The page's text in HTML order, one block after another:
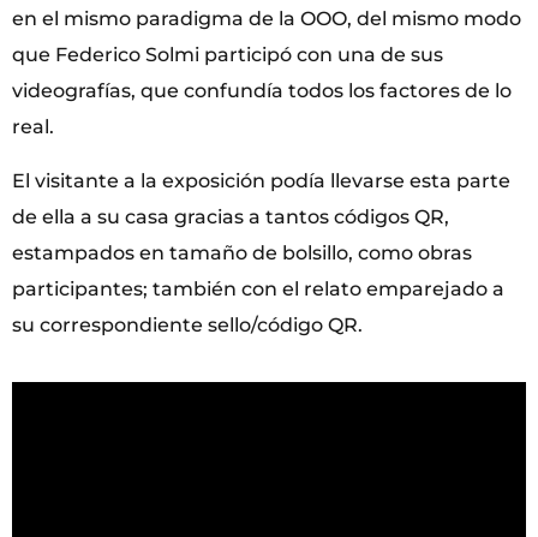
en el mismo paradigma de la OOO, del mismo modo
que Federico Solmi participó con una de sus
videografías, que confundía todos los factores de lo
real.
El visitante a la exposición podía llevarse esta parte
de ella a su casa gracias a tantos códigos QR,
estampados en tamaño de bolsillo, como obras
participantes; también con el relato emparejado a
su correspondiente sello/código QR.